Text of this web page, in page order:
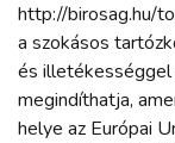
http://birosag.hu/
a szokásos
és
megindíthatja,
helye az Európai